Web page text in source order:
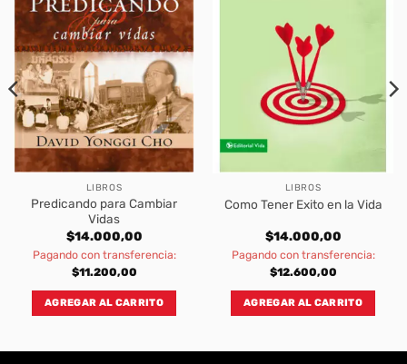
LIBROS
Predicando para Cambiar
Vidas
$14.000,00
Pagando con transferencia:
$11.200,00
AGREGAR AL CARRITO
LIBROS
Como Tener Exito en la Vida
$14.000,00
Pagando con transferencia:
$12.600,00
AGREGAR AL CARRITO